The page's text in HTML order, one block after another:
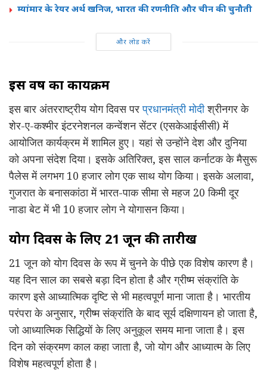
म्यांमार के रेयर अर्थ खनिज, भारत की रणनीति और चीन की चुनौती
और लोड करें
इस वर्ष का कार्यक्रम
इस बार अंतरराष्ट्रीय योग दिवस परप्रधानमंत्री मोदीश्रीनगर के
शेर-ए-कश्मीर इंटरनेशनल कन्वेंशन सेंटर (एसकेआईसीसी) में
आयोजित कार्यक्रम में शामिल हुए। यहां से उन्होंने देश और दुनिया
को अपना संदेश दिया। इसके अतिरिक्त, इस साल कर्नाटक के मैसुरू
पैलेस में लगभग 10 हजार लोग एक साथ योग किया। इसके अलावा,
गुजरात के बनासकांठा में भारत-पाक सीमा से महज 20 किमी दूर
नाडा बेट में भी 10 हजार लोग ने योगासन किया।
योग दिवस के लिए 21 जून की तारीख
21 जून को योग दिवस के रूप में चुनने के पीछे एक विशेष कारण है।
यह दिन साल का सबसे बड़ा दिन होता है और ग्रीष्म संक्रांति के
कारण इसे आध्यात्मिक दृष्टि से भी महत्वपूर्ण माना जाता है। भारतीय
परंपरा के अनुसार, ग्रीष्म संक्रांति के बाद सूर्य दक्षिणायन हो जाता है,
जो आध्यात्मिक सिद्धियों के लिए अनुकूल समय माना जाता है। इस
दिन को संक्रमण काल कहा जाता है, जो योग और आध्यात्म के लिए
विशेष महत्वपूर्ण होता है।